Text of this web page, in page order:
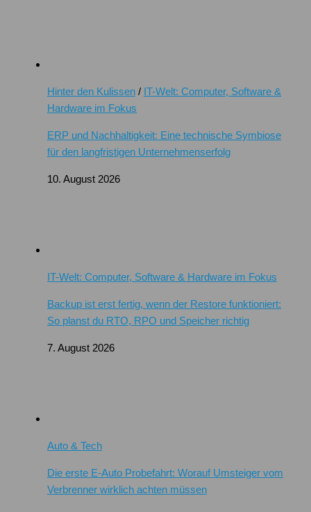
Hinter den Kulissen / IT-Welt: Computer, Software &
Hardware im Fokus
ERP und Nachhaltigkeit: Eine technische Symbiose
für den langfristigen Unternehmenserfolg
10. August 2026
IT-Welt: Computer, Software & Hardware im Fokus
Backup ist erst fertig, wenn der Restore funktioniert:
So planst du RTO, RPO und Speicher richtig
7. August 2026
Auto & Tech
Die erste E-Auto Probefahrt: Worauf Umsteiger vom
Verbrenner wirklich achten müssen